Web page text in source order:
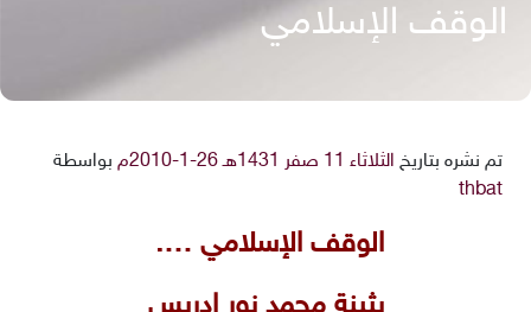
الوقف الإسلامي
تم نشره بتاريخ الثلاثاء 11 صفر 1431هـ 26-1-2010م
بواسطة
thbat
الوقف الإسلامي ….